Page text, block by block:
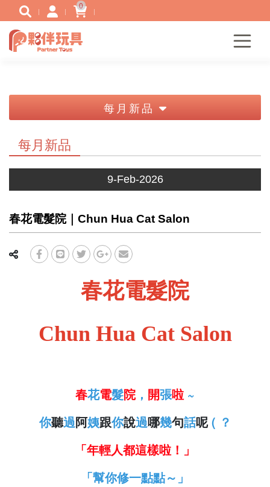
0
每月新品
每月新品
春花電髮院｜Chun Hua Cat Salon
9-Feb-2026
春花電髮院
Chun Hua Cat Salon
春花電髮院， 開張啦 ~
你聽過阿姨跟你說過哪幾句話呢( ？
「年輕人都這樣啦！」
「幫你修一點點～」